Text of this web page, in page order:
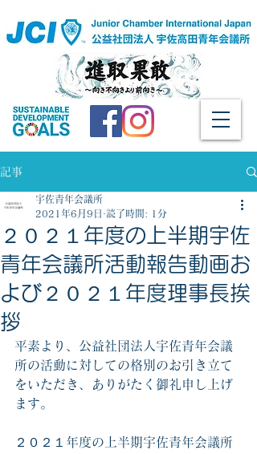
記事
２０２１年度の上半期宇佐
青年会議所活動報告動画お
よび２０２１年度理事長挨
拶
宇佐青年会議所
2021年6月9日
読了時間: 1分
平素より、公益社団法人宇佐青年会議
所の活動に対しての格別のお引き立て
をいただき、ありがたく御礼申し上げ
ます。
２０２１年度の上半期宇佐青年会議所